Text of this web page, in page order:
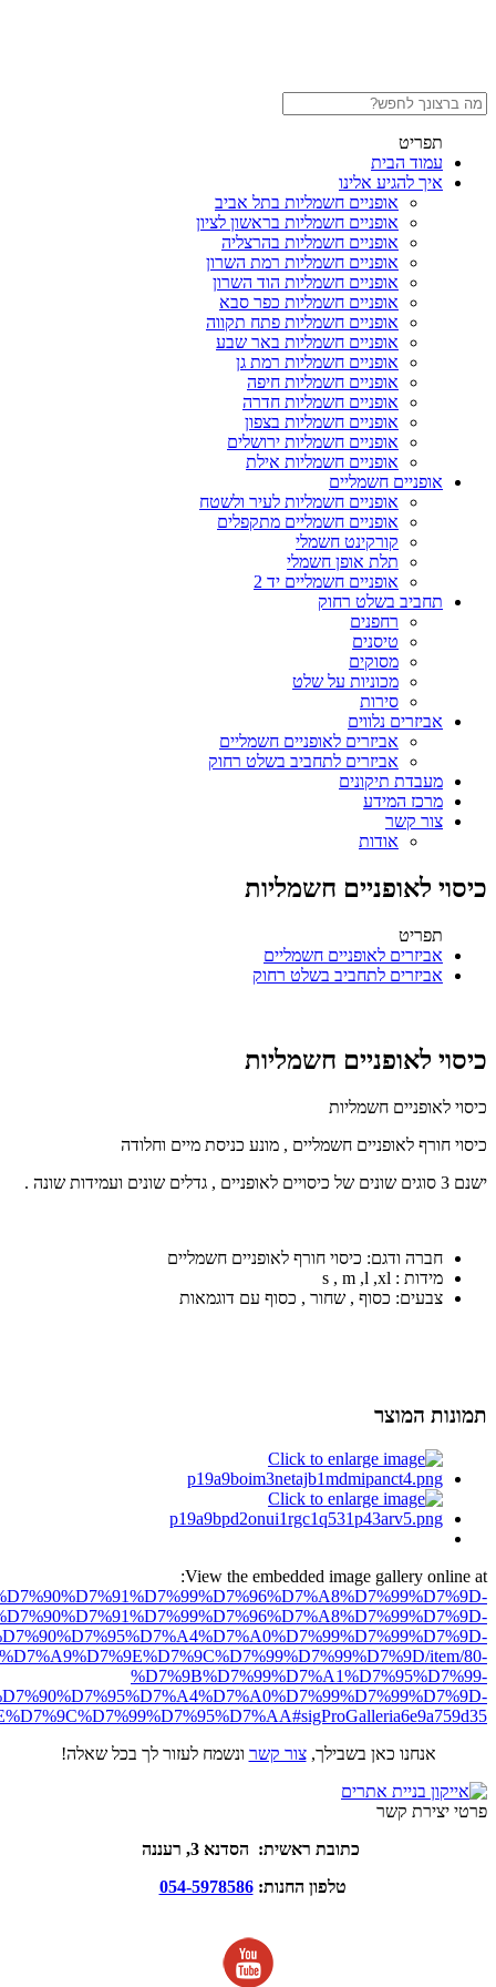
תפריט
עמוד הבית
איך להגיע אלינו
אופניים חשמליות בתל אביב
אופניים חשמליות בראשון לציון
אופניים חשמליות בהרצליה
אופניים חשמליות רמת השרון
אופניים חשמליות הוד השרון
אופניים חשמליות כפר סבא
אופניים חשמליות פתח תקווה
אופניים חשמליות באר שבע
אופניים חשמליות רמת גן
אופניים חשמליות חיפה
אופניים חשמליות חדרה
אופניים חשמליות בצפון
אופניים חשמליות ירושלים
אופניים חשמליות אילת
אופניים חשמליים
אופניים חשמליות לעיר ולשטח
אופניים חשמליים מתקפלים
קורקינט חשמלי
תלת אופן חשמלי
אופניים חשמליים יד 2
תחביב בשלט רחוק
רחפנים
טיסנים
מסוקים
מכוניות על שלט
סירות
אביזרים נלווים
אביזרים לאופניים חשמליים
אביזרים לתחביב בשלט רחוק
מעבדת תיקונים
מרכז המידע
צור קשר
אודות
כיסוי לאופניים חשמליות
תפריט
אביזרים לאופניים חשמליים
אביזרים לתחביב בשלט רחוק
כיסוי לאופניים חשמליות
כיסוי לאופניים חשמליות
כיסוי חורף לאופניים חשמליים , מונע כניסת מיים וחלודה
ישנם 3 סוגים שונים של כיסויים לאופניים , גדלים שונים ועמידות שונה .
חברה ודגם: כיסוי חורף לאופניים חשמליים
מידות : s , m ,l ,xl
צבעים: כסוף , שחור , כסוף עם דוגמאות
תמונות המוצר
View the embedded image gallery online at:
item/80-
%D7%9B%D7%99%D7%A1%D7%95%D7%99-
אנחנו כאן בשבילך,צור קשר ונשמח לעזור לך בכל שאלה!
פרטי יצירת קשר
כתובת ראשית: הסדנא 3, רעננה
טלפון החנות:054-5978586